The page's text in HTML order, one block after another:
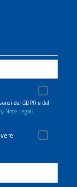
del GDPR e del
Note Legali